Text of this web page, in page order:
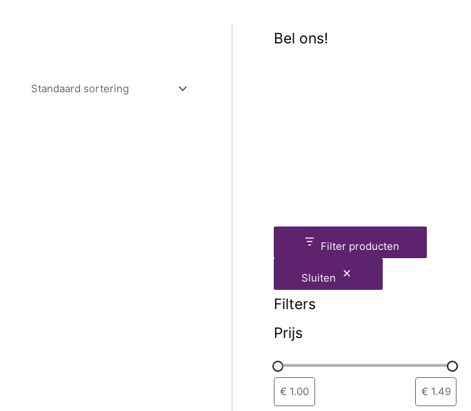
Bel ons!
Filter producten
Sluiten
Filters
Prijs